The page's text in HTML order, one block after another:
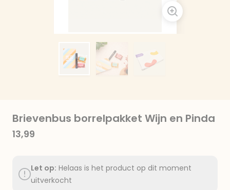
Brievenbus borrelpakket Wijn en Pinda
13,99
Let op: Helaas is het product op dit moment
uitverkocht